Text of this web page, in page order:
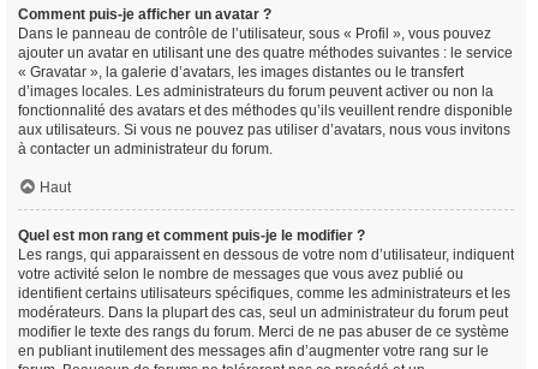
Comment puis-je afficher un avatar ?
Dans le panneau de contrôle de l’utilisateur, sous « Profil », vous pouvez
ajouter un avatar en utilisant une des quatre méthodes suivantes : le service
« Gravatar », la galerie d’avatars, les images distantes ou le transfert
d’images locales. Les administrateurs du forum peuvent activer ou non la
fonctionnalité des avatars et des méthodes qu’ils veuillent rendre disponible
aux utilisateurs. Si vous ne pouvez pas utiliser d’avatars, nous vous invitons
à contacter un administrateur du forum.
Haut
Quel est mon rang et comment puis-je le modifier ?
Les rangs, qui apparaissent en dessous de votre nom d’utilisateur, indiquent
votre activité selon le nombre de messages que vous avez publié ou
identifient certains utilisateurs spécifiques, comme les administrateurs et les
modérateurs. Dans la plupart des cas, seul un administrateur du forum peut
modifier le texte des rangs du forum. Merci de ne pas abuser de ce système
en publiant inutilement des messages afin d’augmenter votre rang sur le